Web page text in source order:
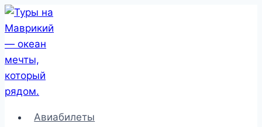
Перейти
к
содержимому
Авиабилеты